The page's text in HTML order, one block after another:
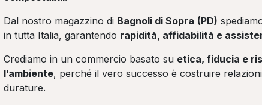
Dal nostro magazzino di Bagnoli di Sopra (PD)
in tutta Italia, garantendo rapidità, affidabilità e
Crediamo in un commercio basato su etica, fiducia e
l’ambiente, perché il vero successo è costruire
durature.